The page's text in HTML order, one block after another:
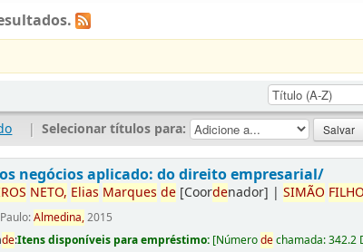
| Selecionar títulos para:
negócios aplicado: do direito empresarial/
NETO, Elias Marques de [Coordenador] |SIMÃO
Almedina,2015
de:Itens disponíveis para empréstimo: [Númerodechamada:342.2